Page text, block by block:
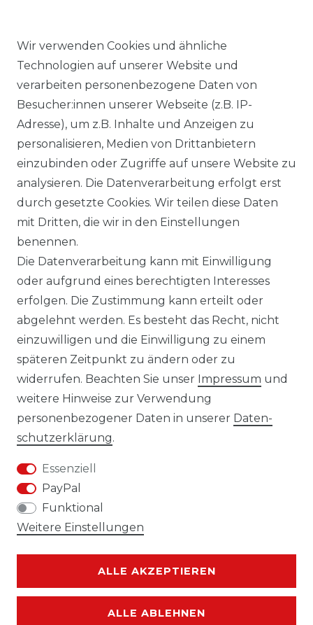
KOSTENLOSER & SCHNELLER VERSAND
LIEFERZEIT ETWA 1 BIS 3 WERKTAGE
14 TAGE RÜCKGABERECHT
Laro-Shop.de
06233-7705680
info@laro-shop.de
Montag - Freitag, 09:00 - 17:00
Widerrufs­recht
Daten­schutz­erklärung
Wir verwenden Cookies und ähnliche
Technologien auf unserer Website und
verarbeiten personenbezogene Daten von
Besucher:innen unserer Webseite (z.B. IP-
Adresse), um z.B. Inhalte und Anzeigen zu
personalisieren, Medien von Drittanbietern
einzubinden oder Zugriffe auf unsere Website zu
analysieren. Die Datenverarbeitung erfolgt erst
durch gesetzte Cookies. Wir teilen diese Daten
mit Dritten, die wir in den Einstellungen
benennen.
Die Datenverarbeitung kann mit Einwilligung
oder aufgrund eines berechtigten Interesses
erfolgen. Die Zustimmung kann erteilt oder
abgelehnt werden. Es besteht das Recht, nicht
einzuwilligen und die Einwilligung zu einem
späteren Zeitpunkt zu ändern oder zu
widerrufen. Beachten Sie unser Impressum und
weitere Hinweise zur Verwendung
personenbezogener Daten in unserer Daten­
schutz­erklärung.
Essenziell
PayPal
Funktional
Weitere Einstellungen
ALLE AKZEPTIEREN
ALLE ABLEHNEN